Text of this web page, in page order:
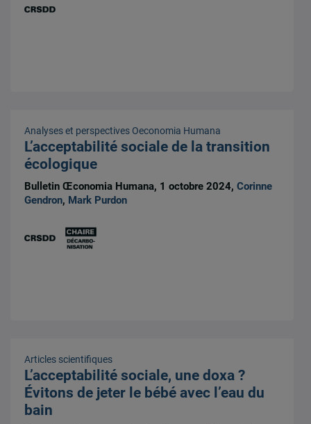
Analyses et perspectives Oeconomia Humana
L’acceptabilité sociale de la transition
écologique
Bulletin Œconomia Humana, 1 octobre 2024,Corinne
Gendron, Mark Purdon
Articles scientifiques
L’acceptabilité sociale, une doxa ?
Évitons de jeter le bébé avec l’eau du
bain